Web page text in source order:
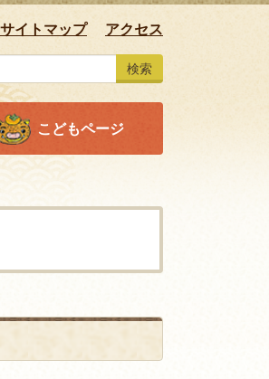
サイトマップ アクセス
検索
こどもページ